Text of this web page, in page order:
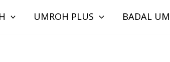
UMROH PLUS BADAL